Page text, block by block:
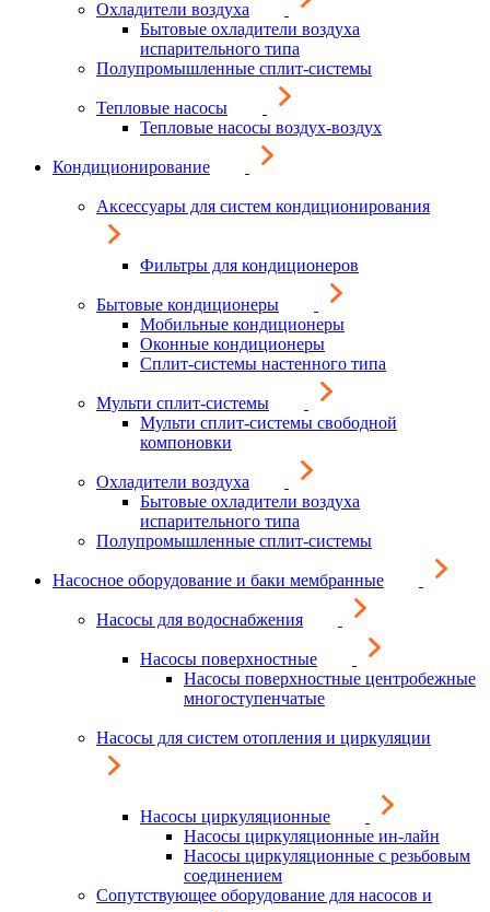
Охладители воздуха
Бытовые охладители воздуха
испарительного типа
Полупромышленные сплит-системы
Тепловые насосы
Тепловые насосы воздух-воздух
Кондиционирование
Аксессуары для систем кондиционирования
Фильтры для кондиционеров
Бытовые кондиционеры
Мобильные кондиционеры
Оконные кондиционеры
Сплит-системы настенного типа
Мульти сплит-системы
Мульти сплит-системы свободной
компоновки
Охладители воздуха
Бытовые охладители воздуха
испарительного типа
Полупромышленные сплит-системы
Насосное оборудование и баки мембранные
Насосы для водоснабжения
Насосы поверхностные
Насосы поверхностные центробежные
многоступенчатые
Насосы для систем отопления и циркуляции
Насосы циркуляционные
Насосы циркуляционные ин-лайн
Насосы циркуляционные с резьбовым
соединением
Сопутствующее оборудование для насосов и